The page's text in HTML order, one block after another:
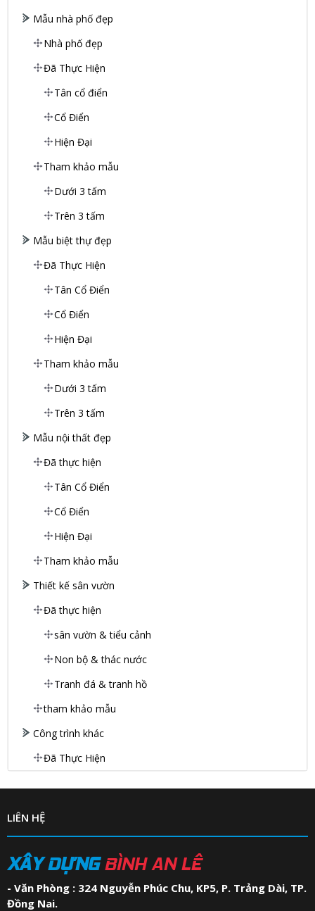
Mẫu nhà phố đẹp
Nhà phố đẹp
Đã Thực Hiện
Tân cổ điển
Cổ Điển
Hiện Đại
Tham khảo mẫu
Dưới 3 tấm
Trên 3 tấm
Mẫu biệt thự đẹp
Đã Thực Hiện
Tân Cổ Điển
Cổ Điển
Hiện Đại
Tham khảo mẫu
Dưới 3 tấm
Trên 3 tấm
Mẫu nội thất đẹp
Đã thực hiện
Tân Cổ Điển
Cổ Điển
Hiện Đại
Tham khảo mẫu
Thiết kế sân vườn
Đã thực hiện
sân vườn & tiểu cảnh
Non bộ & thác nước
Tranh đá & tranh hồ
tham khảo mẫu
Công trình khác
Đã Thực Hiện
LIÊN HỆ
XÂY DỰNG BÌNH AN LÊ
- Văn Phòng : 324 Nguyễn Phúc Chu, KP5, P. Trảng Dài, TP.
Đồng Nai.